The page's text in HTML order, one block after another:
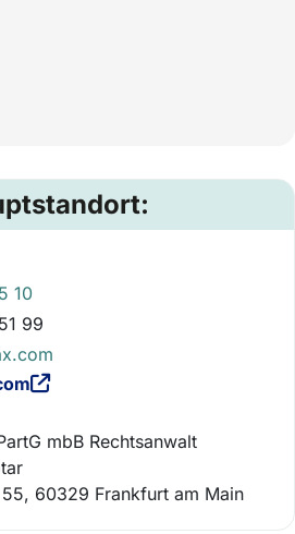
10
99
mbB Rechtsanwalt
60329 Frankfurt am Main